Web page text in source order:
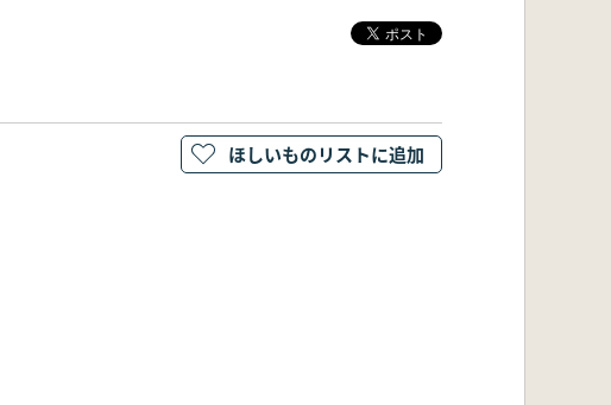
ほしいものリストに追加